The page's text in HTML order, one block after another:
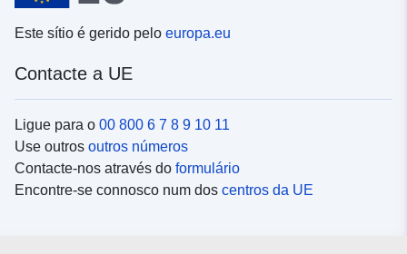
Este sítio é gerido pelo europa.eu
Contacte a UE
Ligue para o 00 800 6 7 8 9 10 11
Use outros outros números
Contacte-nos através do formulário
Encontre-se connosco num dos centros da UE